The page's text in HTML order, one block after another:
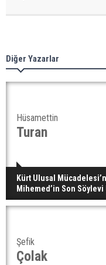
Diğer Yazarlar
Hüsamettin
Turan
Kürt Ulusal
Mihemed’in Son
Şefik
Çolak